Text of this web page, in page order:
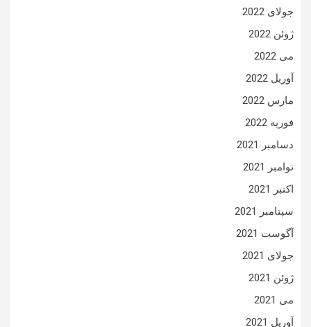
جولای 2022
ژوئن 2022
می 2022
آوریل 2022
مارس 2022
فوریه 2022
دسامبر 2021
نوامبر 2021
اکتبر 2021
سپتامبر 2021
آگوست 2021
جولای 2021
ژوئن 2021
می 2021
آوریل 2021